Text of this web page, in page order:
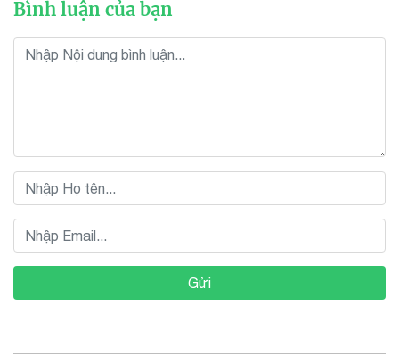
Bình luận của bạn
Gửi